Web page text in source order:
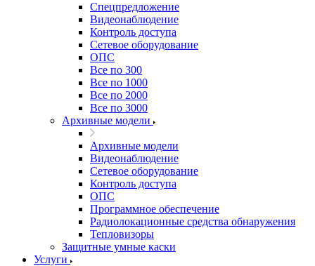
Спецпредложение
Видеонаблюдение
Контроль доступа
Сетевое оборудование
ОПС
Все по 300
Все по 1000
Все по 2000
Все по 3000
Архивные модели
Архивные модели
Видеонаблюдение
Сетевое оборудование
Контроль доступа
ОПС
Программное обеспечение
Радиолокационные средства обнаружения
Тепловизоры
Защитные умные каски
Услуги